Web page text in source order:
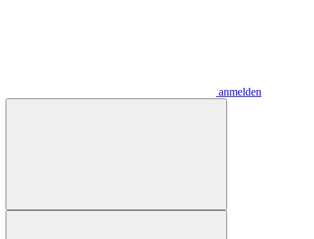
anmelden